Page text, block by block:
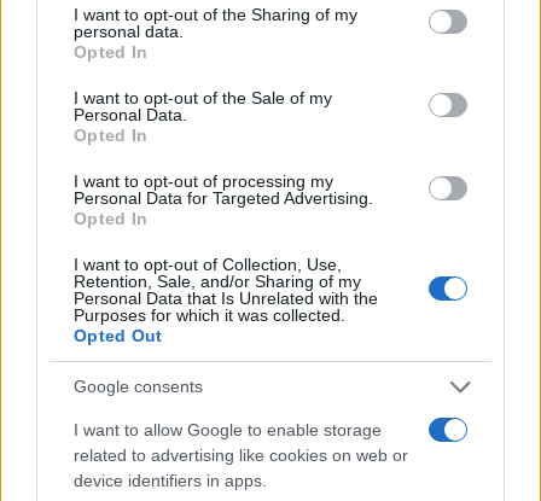
not limited to your visit or usage behaviour. You may click to
grant or deny consent to Google and its third-party tags to
use your data for below specified purposes in below Google
consent section.
I want to opt-out of the Sharing of my
personal data.
Opted In
I want to opt-out of the Sale of my
Personal Data.
Opted In
I want to opt-out of processing my
Personal Data for Targeted Advertising.
Opted In
I want to opt-out of Collection, Use,
Retention, Sale, and/or Sharing of my
Personal Data that Is Unrelated with the
Purposes for which it was collected.
Opted Out
Google consents
I want to allow Google to enable storage
related to advertising like cookies on web or
device identifiers in apps.
Ελίζαμπεθ Ελέτσι και Νεκτάριος Λεμονίδης
πήγαν στον Άγιο Νεκτάριο Βούλας για να
πάρουν την ευχή για τον γιο τους
Τζο Μπάιντεν: «Ο καρκίνος έχει εξαπλωθεί,
είναι πολύ επώδυνο», λέει ο γιος του
Πιο σχολιασμένα
για τη Δημοκρατία: «Καρυστιανού,
Γρατσία και Γαλανός μετέτρεψαν το
κίνημα σε φοβικό αρχηγικό κόμμα»
Απίστευτο κι όμως αληθινό -
Aναστέλλονται τα τακτικά ραντεβού του
αγγειοχειρουργού του νοσοκομείου
γιατρού
Σούπερ μάρκετ: Νέες μειώσεις τιμών –
916 προϊόντα στην εθνική πρωτοβουλία,